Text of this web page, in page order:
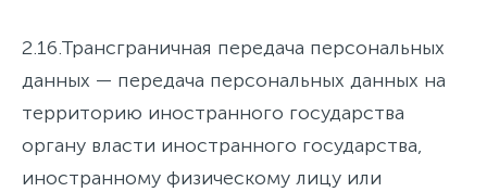
2.16.Трансграничная передача персональных
данных — передача персональных данных на
территорию иностранного государства
органу власти иностранного государства,
иностранному физическому лицу или